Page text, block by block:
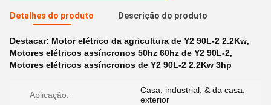
Detalhes do produto Descrição do produto
Destacar: Motor elétrico da agricultura de Y2 90L-2 2.2Kw,
Motores elétricos assíncronos 50hz 60hz de Y2 90L-2,
Motores elétricos assíncronos de Y2 90L-2 2.2Kw 3hp
Aplicação:
Casa, industrial, & da casa;
exterior